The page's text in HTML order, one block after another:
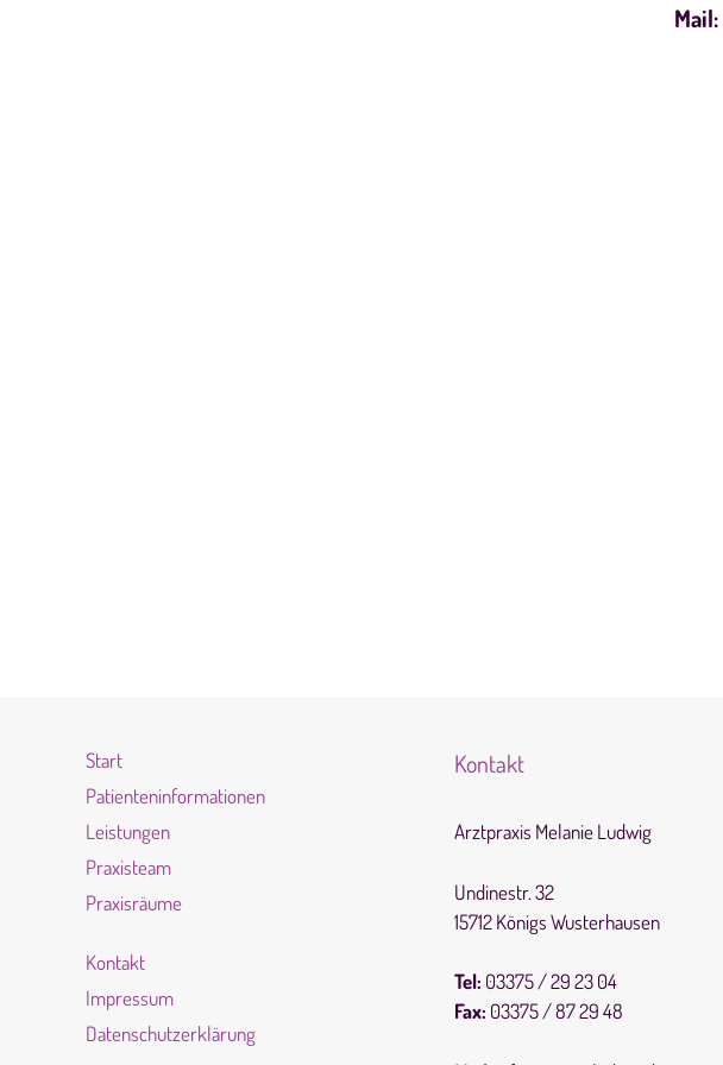
Mail:
Start
Patienteninformationen
Leistungen
Praxisteam
Praxisräume
Kontakt
Impressum
Datenschutzerklärung
Kontakt
Arztpraxis Melanie Ludwig
Undinestr. 32
15712 Königs Wusterhausen
Tel: 03375 / 29 23 04
Fax: 03375 / 87 29 48